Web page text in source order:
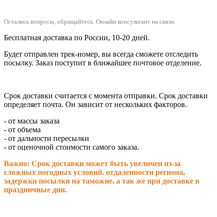
Остались вопросы, обращайтесь. Онлайн консультант на связи.
Бесплатная доставка по России, 10-20 дней.
Будет отправлен трек-номер, вы всегда сможете отследить
посылку. Заказ поступит в ближайшее почтовое отделение.
Срок доставки считается с момента отправки. Срок доставки
определяет почта. Он зависит от нескольких факторов.
- от массы заказа
- от объема
- от дальности пересылки
- от оценочной стоимости самого заказа.
Важно: Срок доставки может быть увеличен из-за
сложных погодных условий. отдаленности региона,
задержки посылки на таможне, а так же при доставке в
праздничные дни.